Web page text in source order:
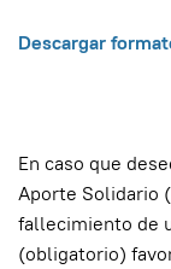
Descargar
En caso que
Aporte Solidario
fallecimiento de
(obligatorio)